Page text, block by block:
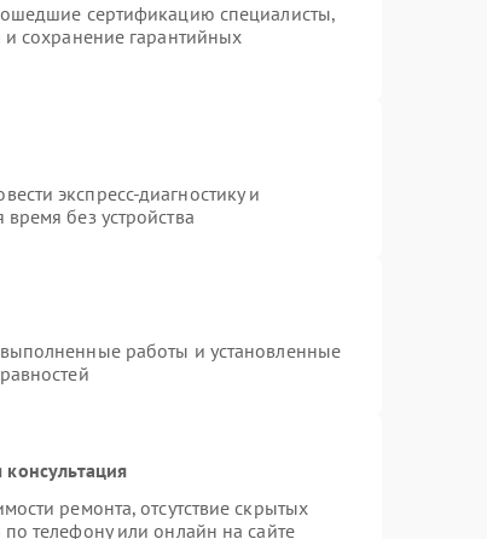
сертификацию специалисты,
и сохранение гарантийных
экспресс-диагностику и
без устройства
работы и установленные
ремонта, отсутствие скрытых
телефону или онлайн на сайте